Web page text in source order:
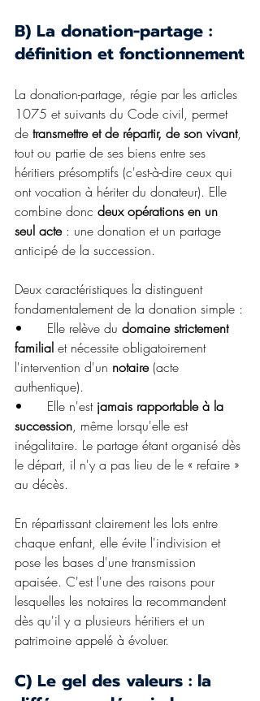
B) La donation-partage :
définition et fonctionnement
La donation-partage, régie par les articles
1075 et suivants du Code civil, permet
de transmettre et de répartir, de son vivant,
tout ou partie de ses biens entre ses
héritiers présomptifs (c'est-à-dire ceux qui
ont vocation à hériter du donateur). Elle
combine donc deux opérations en un
seul acte : une donation et un partage
anticipé de la succession.
Deux caractéristiques la distinguent
fondamentalement de la donation simple :
•	Elle relève du domaine strictement
familial et nécessite obligatoirement
l'intervention d'un notaire (acte
authentique).
•	Elle n'est jamais rapportable à la
succession, même lorsqu'elle est
inégalitaire. Le partage étant organisé dès
le départ, il n'y a pas lieu de le « refaire »
au décès.
En répartissant clairement les lots entre
chaque enfant, elle évite l'indivision et
pose les bases d'une transmission
apaisée. C'est l'une des raisons pour
lesquelles les notaires la recommandent
dès qu'il y a plusieurs héritiers et un
patrimoine appelé à évoluer.
C) Le gel des valeurs : la